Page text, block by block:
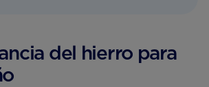
del hierro para